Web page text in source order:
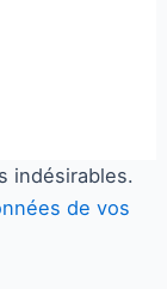
indésirables.
de vos